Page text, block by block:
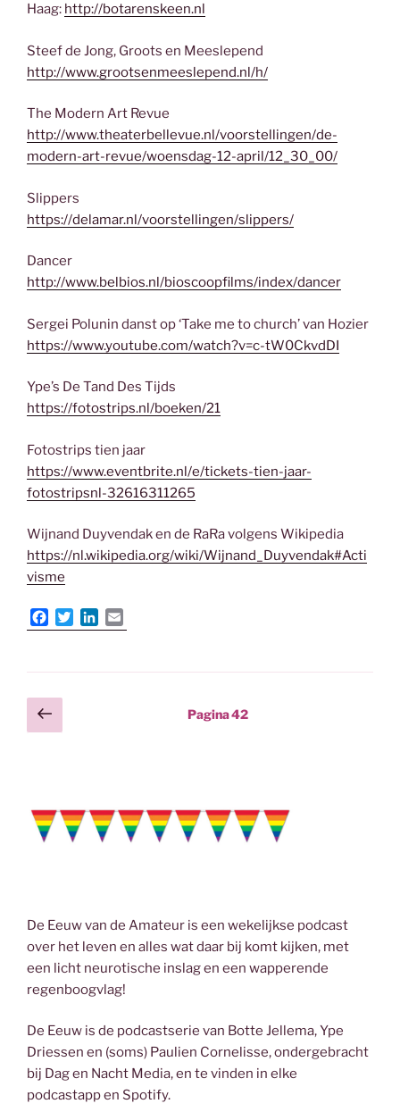
Haag: http://botarenskeen.nl
Steef de Jong, Groots en Meeslepend
http://www.grootsenmeeslepend.nl/h/
The Modern Art Revue
http://www.theaterbellevue.nl/voorstellingen/de-
modern-art-revue/woensdag-12-april/12_30_00/
Slippers
https://delamar.nl/voorstellingen/slippers/
Dancer
http://www.belbios.nl/bioscoopfilms/index/dancer
Sergei Polunin danst op ‘Take me to church’ van Hozier
https://www.youtube.com/watch?v=c-tW0CkvdDI
Ype’s De Tand Des Tijds
https://fotostrips.nl/boeken/21
Fotostrips tien jaar
https://www.eventbrite.nl/e/tickets-tien-jaar-
fotostripsnl-32616311265
Wijnand Duyvendak en de RaRa volgens Wikipedia
https://nl.wikipedia.org/wiki/Wijnand_Duyvendak#Acti
visme
a
e
w
t
i
k
m
i
Berichten
paginering
Vorige
pagina
Pagina42
De Eeuw van de Amateur is een wekelijkse podcast
over het leven en alles wat daar bij komt kijken, met
een licht neurotische inslag en een wapperende
regenboogvlag!
De Eeuw is de podcastserie van Botte Jellema, Ype
Driessen en (soms) Paulien Cornelisse, ondergebracht
bij Dag en Nacht Media, en te vinden in elke
podcastapp en Spotify.